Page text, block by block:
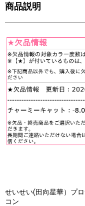
商品説明
せいせい(田向星華）プ
コン